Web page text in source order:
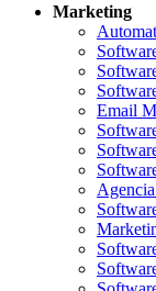
Marketing
Email